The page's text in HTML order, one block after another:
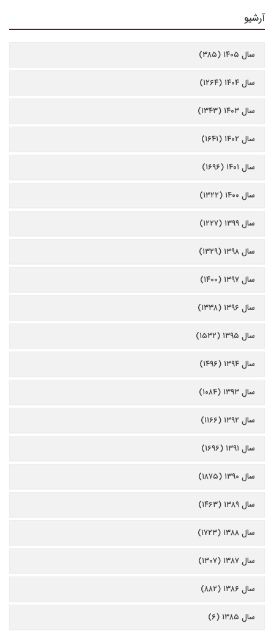
آرشیو
سال ۱۴۰۵ (۳۸۵)
سال ۱۴۰۴ (۱۲۶۴)
سال ۱۴۰۳ (۱۳۴۳)
سال ۱۴۰۲ (۱۶۴۱)
سال ۱۴۰۱ (۱۶۹۶)
سال ۱۴۰۰ (۱۳۲۲)
سال ۱۳۹۹ (۱۲۲۷)
سال ۱۳۹۸ (۱۳۲۹)
سال ۱۳۹۷ (۱۴۰۰)
سال ۱۳۹۶ (۱۳۳۸)
سال ۱۳۹۵ (۱۵۳۲)
سال ۱۳۹۴ (۱۴۹۶)
سال ۱۳۹۳ (۱۰۸۴)
سال ۱۳۹۲ (۱۱۶۶)
سال ۱۳۹۱ (۱۶۹۶)
سال ۱۳۹۰ (۱۸۷۵)
سال ۱۳۸۹ (۱۴۶۳)
سال ۱۳۸۸ (۱۷۲۳)
سال ۱۳۸۷ (۱۳۰۷)
سال ۱۳۸۶ (۸۸۲)
سال ۱۳۸۵ (۶)